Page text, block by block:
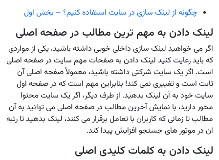
چگونه از لینک سازی در سایت استفاده کنیم؟ – بخش اول
لینک دادن به مهم ‌ترین مطالب در صفحه اصلی
اگر می خواهید لینک سازی داخلی خوبی داشته باشید، یکی از مواردی
که باید رعایت کنید لینک دادن به صفحات مهم سایت در صفحه اصلی
است. اگر یک سایت شرکتی داشته باشید، معمولاً صفحه اصلی آن
ثابت است و تغییری نمی کند! بنابراین مهم است که در صفحه اول
سایت خود به آن لینک بدهید. از طرف دیگر، اگر یک سایت محتوا
محور دارید، با نمایش آخرین مطالب در صفحه اصلی می توانید به آن
مطالب تا زمانی که کاربران با تعامل برقرار می کنند، لینک بدهید تا رتبه
ان در موتور های جستجو افزایش پیدا کند.
لینک دادن به کلمات کلیدی اصلی